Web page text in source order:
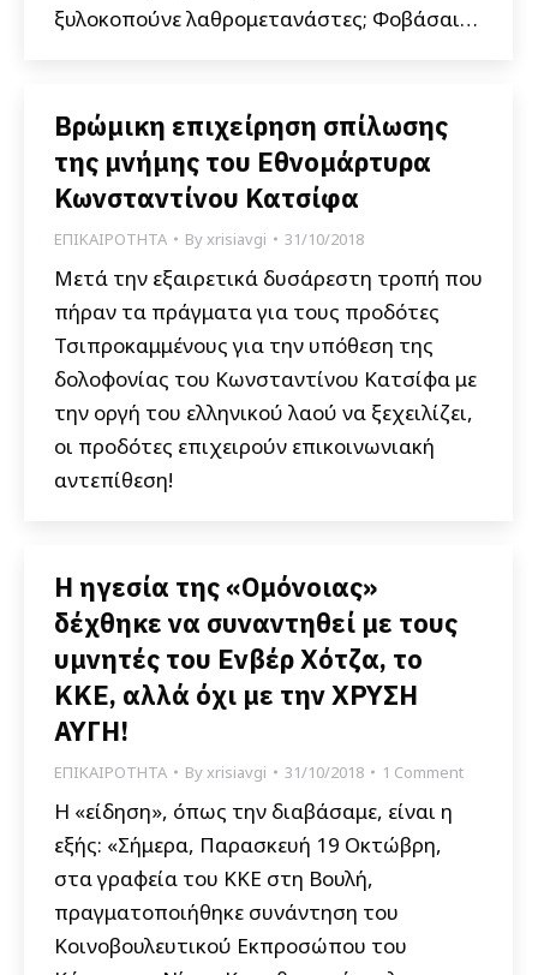
ξυλοκοπούνε λαθρομετανάστες; Φοβάσαι…
Βρώμικη επιχείρηση σπίλωσης
της μνήμης του Εθνομάρτυρα
Κωνσταντίνου Κατσίφα
ΕΠΙΚΑΙΡΟΤΗΤΑ Byxrisiavgi 31/10/2018
Μετά την εξαιρετικά δυσάρεστη τροπή που
πήραν τα πράγματα για τους προδότες
Τσιπροκαμμένους για την υπόθεση της
δολοφονίας του Κωνσταντίνου Κατσίφα με
την οργή του ελληνικού λαού να ξεχειλίζει,
οι προδότες επιχειρούν επικοινωνιακή
αντεπίθεση!
Η ηγεσία της «Ομόνοιας»
δέχθηκε να συναντηθεί με τους
υμνητές του Ενβέρ Χότζα, το
ΚΚΕ, αλλά όχι με την ΧΡΥΣΗ
ΑΥΓΗ!
ΕΠΙΚΑΙΡΟΤΗΤΑ Byxrisiavgi 31/10/2018 1 Comment
Η «είδηση», όπως την διαβάσαμε, είναι η
εξής: «Σήμερα, Παρασκευή 19 Οκτώβρη,
στα γραφεία του ΚΚΕ στη Βουλή,
πραγματοποιήθηκε συνάντηση του
Κοινοβουλευτικού Εκπροσώπου του